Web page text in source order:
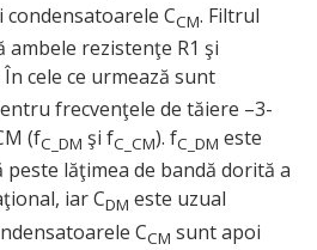
condensatoarele CCM. Filtrul
ambele rezistenţe R1 şi
În cele ce urmează sunt
frecvenţele de tăiere –3-
(fC_DM şi fC_CM). fC_DM este
lăţimea de bandă dorită a
iar CDM este uzual
CCM sunt apoi